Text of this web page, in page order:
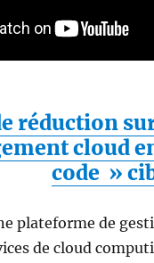
réduction
cloud
code »
plateforme de
de cloud